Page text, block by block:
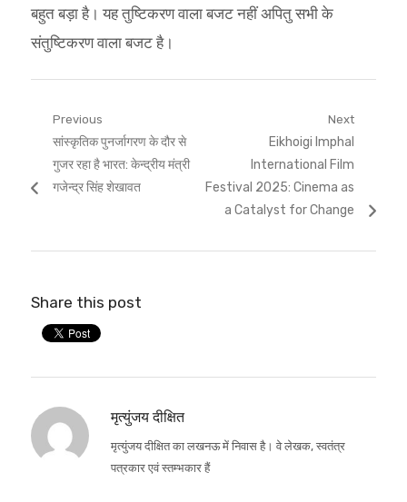
बहुत बड़ा है। यह तुष्टिकरण वाला बजट नहीं अपितु सभी के
संतुष्टिकरण वाला बजट है।
Post
navigation
Previous
Previous
post:
सांस्कृतिक पुनर्जागरण के दौर से
गुजर रहा है भारत: केन्द्रीय मंत्री
गजेन्द्र सिंह शेखावत
Next
Next
post:
Eikhoigi Imphal
International Film
Festival 2025: Cinema as
a Catalyst for Change
Share this post
मृत्युंजय दीक्षित
मृत्युंजय दीक्षित का लखनऊ में निवास है। वे लेखक, स्वतंत्र
पत्रकार एवं स्तम्भकार हैं